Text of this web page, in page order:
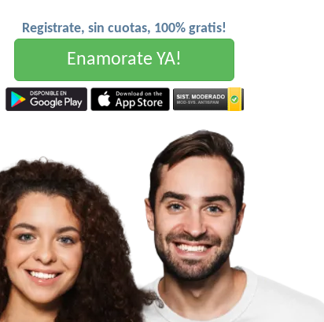
Registrate, sin cuotas, 100% gratis!
Enamorate YA!